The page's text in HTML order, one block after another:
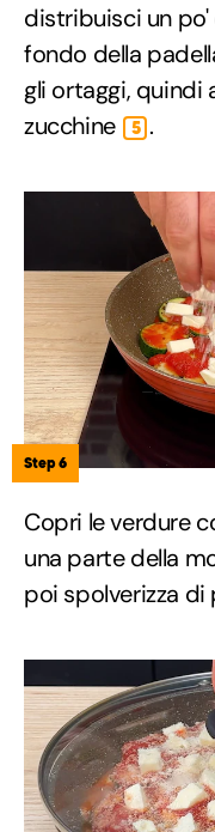
distribuisci un
fondo della
gli ortaggi, quindi
zucchine
5 .
Step 6
Copri le verdure
una parte della
poi spolverizza